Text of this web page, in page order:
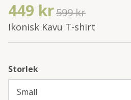
449 kr599 kr
Ikonisk Kavu T-shirt
Storlek